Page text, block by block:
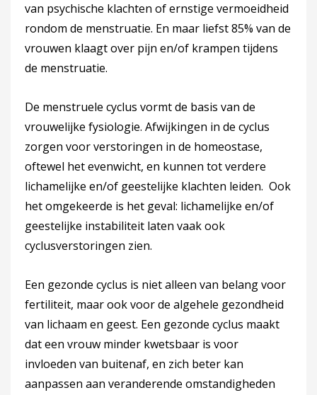
van psychische klachten of ernstige vermoeidheid
rondom de menstruatie. En maar liefst 85% van de
vrouwen klaagt over pijn en/of krampen tijdens
de menstruatie.
De menstruele cyclus vormt de basis van de
vrouwelijke fysiologie. Afwijkingen in de cyclus
zorgen voor verstoringen in de homeostase,
oftewel het evenwicht, en kunnen tot verdere
lichamelijke en/of geestelijke klachten leiden. Ook
het omgekeerde is het geval: lichamelijke en/of
geestelijke instabiliteit laten vaak ook
cyclusverstoringen zien.
Een gezonde cyclus is niet alleen van belang voor
fertiliteit, maar ook voor de algehele gezondheid
van lichaam en geest. Een gezonde cyclus maakt
dat een vrouw minder kwetsbaar is voor
invloeden van buitenaf, en zich beter kan
aanpassen aan veranderende omstandigheden